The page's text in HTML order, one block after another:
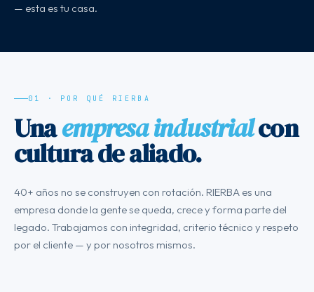
— esta es tu casa.
01 · POR QUÉ RIERBA
Unaempresa industrialcon
cultura de aliado.
40+ años no se construyen con rotación. RIERBA es una
empresa donde la gente se queda, crece y forma parte del
legado. Trabajamos con integridad, criterio técnico y respeto
por el cliente — y por nosotros mismos.